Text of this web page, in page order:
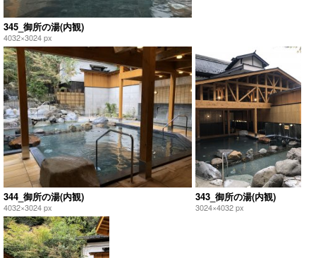
345_御所の湯(内観)
4032×3024 px
344_御所の湯(内観)
4032×3024 px
343_御所の湯(内観)
3024×4032 px